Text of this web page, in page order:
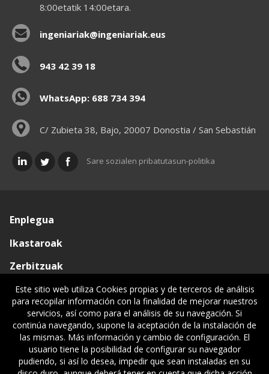
8:00etatik 14:00etara.
ingeniariak@ingeniariak.eus
943 42 39 18
WhatsApp: 688 734 394
C/ Zubieta 38, Bajo, 20007 Donostia / San Sebastián
Sare sozialen pribatutasun-politika
Enplegua
Ikastaroak
Zerbitzuak
Elkargoa
Oniritziak
Lehiatila Bakarra
Lege informazioa
Este sitio web utiliza Cookies propias y de terceros de análisis
para recopilar información con la finalidad de mejorar nuestros
servicios, así como para el análisis de su navegación. Si
continúa navegando, supone la aceptación de la instalación de
las mismas. Más información y cambio de configuración. El
usuario tiene la posibilidad de configurar su navegador
pudiendo, si así lo desea, impedir que sean instaladas en su